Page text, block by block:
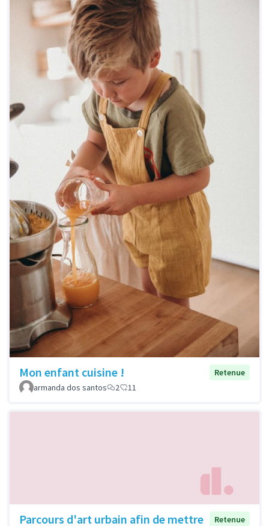
Mon enfant cuisine !
Retenue
armanda dos santos
2 11
Parcours d'art urbain afin de mettre
Retenue